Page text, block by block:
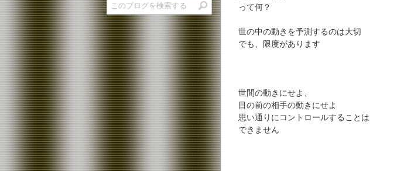
って何？
世の中の動きを予測するのは大切
でも、限度があります
世間の動きにせよ、
目の前の相手の動きにせよ
思い通りにコントロールすることは
できません